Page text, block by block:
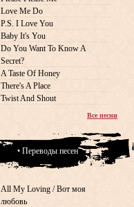
Love Me Do
P.S. I Love You
Baby It's You
Do You Want To Know A
Secret?
A Taste Of Honey
There's A Place
Twist And Shout
Все песни
• Переводы песен
All My Loving / Вот моя
любовь